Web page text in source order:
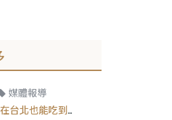
媒體報導
WOOPEN木盆 – 在台北也能吃到木盆沙拉囉！